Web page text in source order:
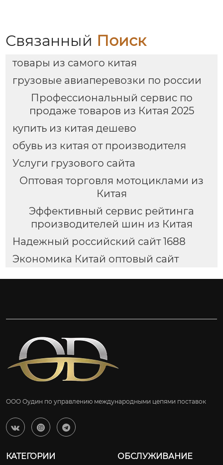
закупок Китай-Россия:
комплексное
трансграничных задач
Связанный Поиск
товары из самого китая
грузовые авиаперевозки по россии
Профессиональный сервис по
продаже товаров из Китая 2025
купить из китая дешево
обувь из китая от производителя
Услуги грузового сайта
Оптовая торговля мотоциклами из
Китая
Эффективный сервис рейтинга
производителей шин из Китая
Надежный российский сайт 1688
Экономика Китай оптовый сайт
ООО Оудин по управлению международными цепями поставок
  
КАТЕГОРИИ ОБСЛУЖИВАНИЕ